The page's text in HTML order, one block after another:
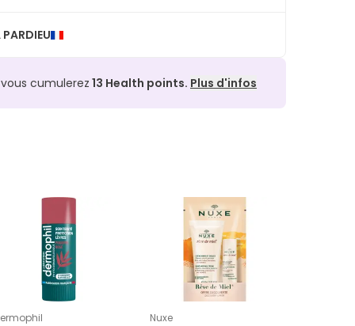
cumulerez 13 Health points. Plus d'infos
Nuxe